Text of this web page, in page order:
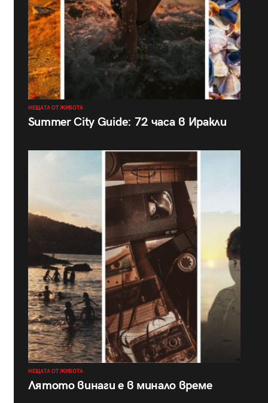
НЕЩАТА ОТ ЖИВОТА
Summer City Guide: 72 часа в Иракли
НЕЩАТА ОТ ЖИВОТА
Лятото винаги е в минало време